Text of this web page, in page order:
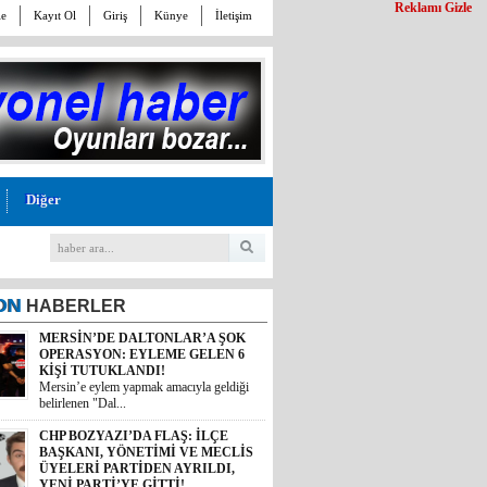
Kayıt Ol Giriş Künye İletişim
Diğer
HABERLER
CHP BOZYAZI’DA FLAŞ: İLÇE
BAŞKANI, YÖNETİMİ VE MECLİS
ÜYELERİ PARTİDEN AYRILDI,
YENİ PARTİ’YE GİTTİ!
Cumhuriyet Halk Partisi Bozyazı İlçe
Başkanı Baykal Ar...
MALİYETİ 30 TL, SATIŞI 11 TL! İYİ
PARTİ MERSİN MİLLETVEKİLİ
Reklamı Gizle